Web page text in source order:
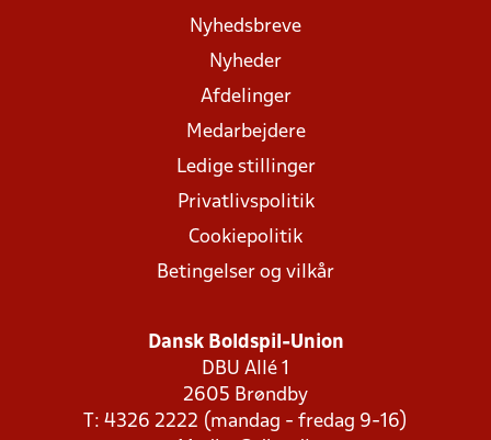
Nyhedsbreve
Nyheder
Afdelinger
Medarbejdere
Ledige stillinger
Privatlivspolitik
Cookiepolitik
Betingelser og vilkår
Dansk Boldspil-Union
DBU Allé 1
2605 Brøndby
T: 4326 2222 (mandag - fredag 9-16)